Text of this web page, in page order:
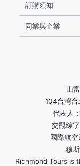
山
104台灣台
代表人
交觀綜
國際航
穆
Richmond Tours is
訂購須知
同業與企業